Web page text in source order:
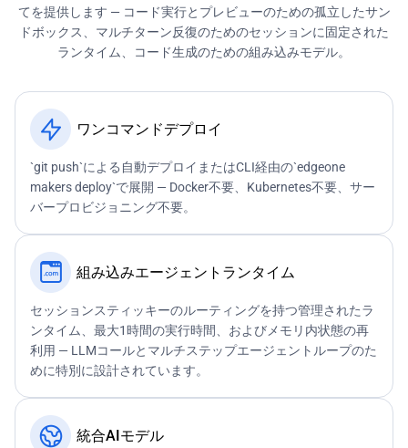
てを提供します — コード実行とプレビューのための孤立したサン
ドボックス、マルチターン反復のためのセッションに固定された
ランタイム、コード生成のための組み込みモデル。
ワンコマンドデプロイ
`git push`による自動デプロイまたはCLI経由の`edgeone
makers deploy`で展開 — Docker不要、Kubernetes不要、サー
バープロビジョニング不要。
組み込みエージェントランタイム
セッションスティッキーのルーティングを持つ管理されたラ
ンタイム、最大1時間の実行時間、およびメモリ内状態の再
利用 — LLMコールとマルチステップエージェントループのた
めに特別に設計されています。
統合AIモデル